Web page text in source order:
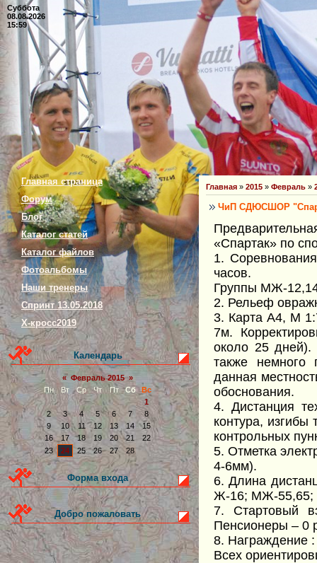
Суббота
08.08.2026
15:59
Главная страница
Форум
Блог
Каталог статей
Каталог файлов
Фотоальбомы
Наши тренеры
Спринт 13.05.2018
Х-кросс2019
Календарь
« Февраль 2015 »
Пн
Вт Ср Чт Пт Сб
Вс
1
2
3 4 5 6 7
8
9
10 11 12 13 14
15
16
17 18 19 20 21
22
23
24 25 26 27 28
Форма входа
Добро пожаловать
Главная » 2015 » Февраль »
ЧиП СДЮСШОР
«Спартак» по
1.
часов.
Группы МЖ-
2. Рельеф
3. Карта А4, М
7м.
около 25 дней).
также немного
данная
обоснования.
4. Дистанция
контура,
контрольных
5. Отметка
4-6мм).
6. Длина
Ж-16; МЖ-55,65;
7. Стартовый
Пенсионеры – 0
8. Награждение
Всех